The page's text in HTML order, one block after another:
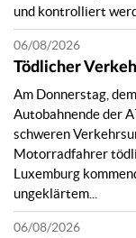
zu diesen
zwei bislang
07.03.2026
einem
die Angaben
machen
Informationen
244 89 1000
https://
pers-rech/
und kontrolliert
Tödlicher
06/08/2026
Am Donnerstag,
Autobahnende der
schweren
Motorradfahrer
Luxemburg
ungeklärtem...
06/08/2026